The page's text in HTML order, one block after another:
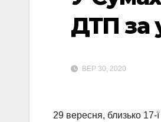
ДТП за
ВЕР 30, 2020
29 вересня, близько 17-